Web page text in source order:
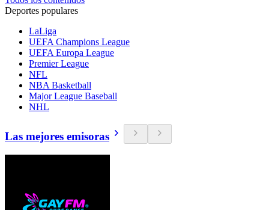
Deportes populares
LaLiga
UEFA Champions League
UEFA Europa League
Premier League
NFL
NBA Basketball
Major League Baseball
NHL
Las mejores emisoras